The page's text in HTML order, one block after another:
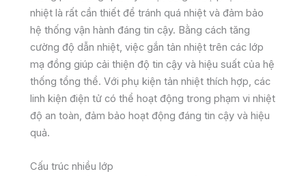
nhiệt là rất cần thiết để tránh quá nhiệt và đảm bảo
hệ thống vận hành đáng tin cậy. Bằng cách tăng
cường độ dẫn nhiệt, việc gắn tản nhiệt trên các lớp
mạ đồng giúp cải thiện độ tin cậy và hiệu suất của hệ
thống tổng thể. Với phụ kiện tản nhiệt thích hợp, các
linh kiện điện tử có thể hoạt động trong phạm vi nhiệt
độ an toàn, đảm bảo hoạt động đáng tin cậy và hiệu
quả.
Cấu trúc nhiều lớp